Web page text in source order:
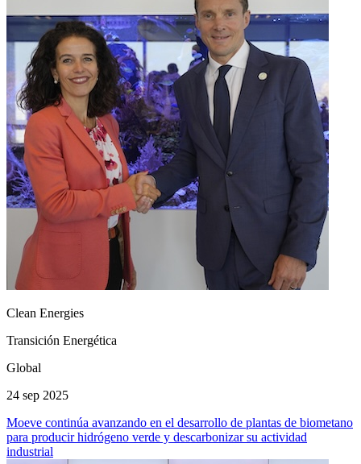
Clean Energies
Transición Energética
Global
24 sep 2025
Moeve continúa avanzando en el desarrollo de plantas de biometano
para producir hidrógeno verde y descarbonizar su actividad
industrial